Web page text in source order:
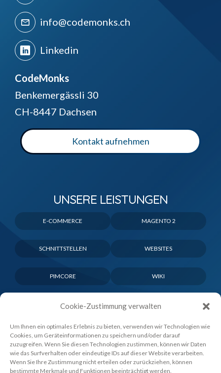
Cookie-Zustimmung verwalten
Um Ihnen ein optimales Erlebnis zu bieten, verwenden wir Technologien wie
Cookies, um Geräteinformationen zu speichern und/oder darauf
zuzugreifen. Wenn Sie diesen Technologien zustimmen, können wir Daten
wie das Surfverhalten oder eindeutige IDs auf dieser Website verarbeiten.
Wenn Sie Ihre Zustimmung nicht erteilen oder zurückziehen, können
bestimmte Merkmale und Funktionen beeinträchtigt werden.
info@codemonks.ch
Linkedin
CodeMonks
Benkemergässli 30
CH-8447 Dachsen
Kontakt aufnehmen
UNSERE LEISTUNGEN
E-COMMERCE MAGENTO 2
SCHNITTSTELLEN WEBSITES
PIMCORE WIKI